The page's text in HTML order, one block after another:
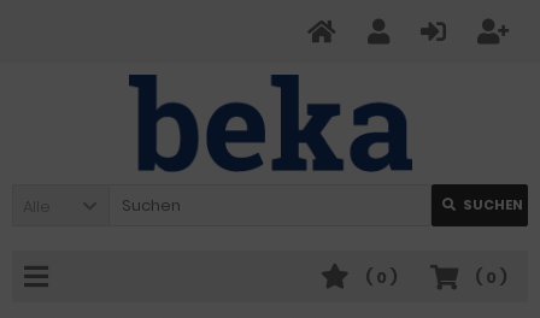
Alle SUCHEN
( 0 )
( 0 )